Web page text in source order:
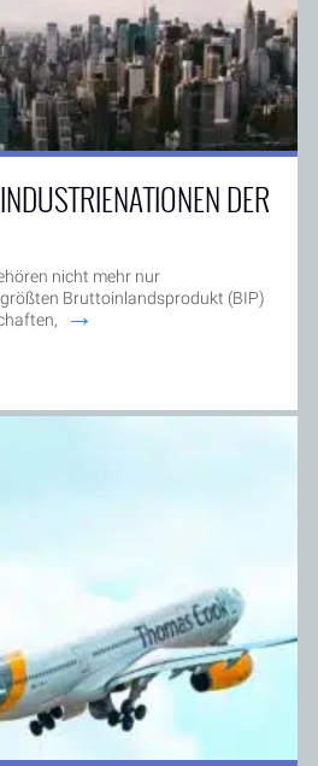
DER W
nicht mehr nur
Bruttoinlandsprodukt (BIP)
→